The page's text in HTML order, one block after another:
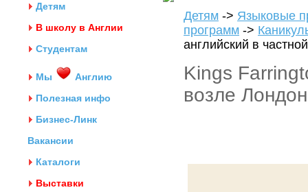
Детям
В школу в Англии
Студентам
Мы
Англию
Полезная инфо
Бизнес-Линк
Вакансии
Каталоги
Выставки
Детям -> Языковые
программ ->
английский в
Kings
возле